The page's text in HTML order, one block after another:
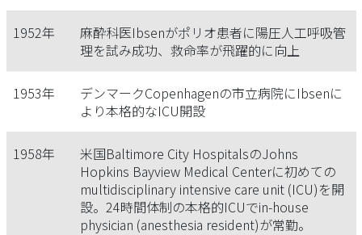
1952年
麻酔科医Ibsenがポリオ患者に陽圧人工呼吸管
理を試み成功、救命率が飛躍的に向上
1953年
デンマークCopenhagenの市立病院にIbsenに
より本格的なICU開設
1958年
米国Baltimore City HospitalsのJohns
Hopkins Bayview Medical Centerに初めての
multidisciplinary intensive care unit (ICU)を開
設。24時間体制の本格的ICUでin-house
physician (anesthesia resident)が常勤。